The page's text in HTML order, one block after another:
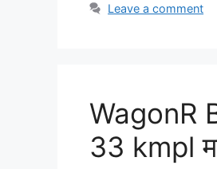
Leave a comment
WagonR
33 kmpl